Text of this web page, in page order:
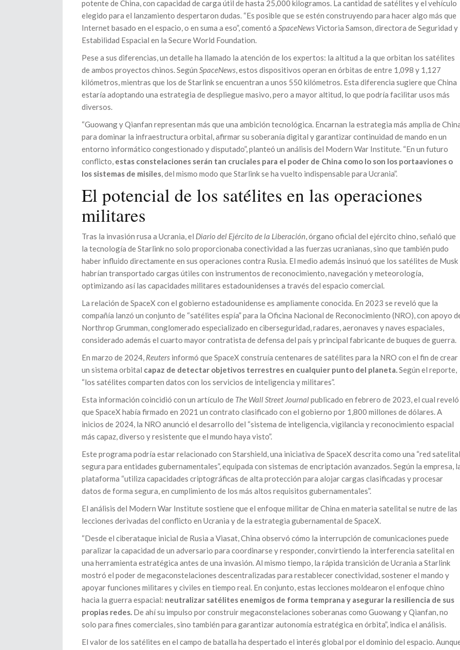
potente de China, con capacidad de carga útil de hasta 25,000 kilogramos. La cantidad de satélites y el vehículo
elegido para el lanzamiento despertaron dudas. “Es posible que se estén construyendo para hacer algo más que
Internet basado en el espacio, o en suma a eso”, comentó a SpaceNewsVictoria Samson, directora de Seguridad y
Estabilidad Espacial en la Secure World Foundation.
Pese a sus diferencias, un detalle ha llamado la atención de los expertos: la altitud a la que orbitan los satélites
de ambos proyectos chinos. Según SpaceNews , estos dispositivos operan en órbitas de entre 1,098 y 1,127
kilómetros, mientras que los de Starlink se encuentran a unos 550 kilómetros. Esta diferencia sugiere que China
estaría adoptando una estrategia de despliegue masivo, pero a mayor altitud, lo que podría facilitar usos más
diversos.
“Guowang y Qianfan representan más que una ambición tecnológica. Encarnan la estrategia más amplia de
para dominar la infraestructura orbital, afirmar su soberanía digital y garantizar continuidad de mando en un
entorno informático congestionado y disputado”, planteó un análisis del Modern War Institute. “En un futuro
conflicto, estas constelaciones serán tan cruciales para el poder de China como lo son los portaaviones o
los sistemas de misiles , del mismo modo que Starlink se ha vuelto indispensable para Ucrania”.
El potencial de los satélites en las operaciones
militares
Tras la invasión rusa a Ucrania, el Diario del Ejército de la Liberación , órgano oficial del ejército chino, señaló que
la tecnología de Starlink no solo proporcionaba conectividad a las fuerzas ucranianas, sino que también pudo
haber influido directamente en sus operaciones contra Rusia. El medio además insinuó que los satélites de Musk
habrían transportado cargas útiles con instrumentos de reconocimiento, navegación y meteorología,
optimizando así las capacidades militares estadounidenses a través del espacio comercial.
La relación de SpaceX con el gobierno estadounidense es ampliamente conocida. En 2023 se reveló que la
compañía lanzó un conjunto de “satélites espía” para la Oficina Nacional de Reconocimiento (NRO), con apoyo
Northrop Grumman, conglomerado especializado en ciberseguridad, radares, aeronaves y naves espaciales,
considerado además el cuarto mayor contratista de defensa del país y principal fabricante de buques de guerra.
En marzo de 2024, Reuters informó que SpaceX construía centenares de satélites para la NRO con el fin de crear
un sistema orbital capaz de detectar objetivos terrestres en cualquier punto del planeta. Según el reporte,
“los satélites comparten datos con los servicios de inteligencia y militares”.
Esta información coincidió con un artículo de The Wall Street Journalpublicado en febrero de 2023, el cual reveló
que SpaceX había firmado en 2021 un contrato clasificado con el gobierno por 1,800 millones de dólares. A
inicios de 2024, la NRO anunció el desarrollo del “sistema de inteligencia, vigilancia y reconocimiento espacial
más capaz, diverso y resistente que el mundo haya visto”.
Este programa podría estar relacionado con Starshield, una iniciativa de SpaceX descrita como una “red satelital
segura para entidades gubernamentales”, equipada con sistemas de encriptación avanzados. Según la empresa,
plataforma “utiliza capacidades criptográficas de alta protección para alojar cargas clasificadas y procesar
datos de forma segura, en cumplimiento de los más altos requisitos gubernamentales”.
El análisis del Modern War Institute sostiene que el enfoque militar de China en materia satelital se nutre de las
lecciones derivadas del conflicto en Ucrania y de la estrategia gubernamental de SpaceX.
“Desde el ciberataque inicial de Rusia a Viasat, China observó cómo la interrupción de comunicaciones puede
paralizar la capacidad de un adversario para coordinarse y responder, convirtiendo la interferencia satelital en
una herramienta estratégica antes de una invasión. Al mismo tiempo, la rápida transición de Ucrania a Starlink
mostró el poder de megaconstelaciones descentralizadas para restablecer conectividad, sostener el mando y
apoyar funciones militares y civiles en tiempo real. En conjunto, estas lecciones moldearon el enfoque chino
hacia la guerra espacial: neutralizar satélites enemigos de forma temprana y asegurar la resiliencia de sus
propias redes. De ahí su impulso por construir megaconstelaciones soberanas como Guowang y Qianfan, no
solo para fines comerciales, sino también para garantizar autonomía estratégica en órbita”, indica el análisis.
El valor de los satélites en el campo de batalla ha despertado el interés global por el dominio del espacio.